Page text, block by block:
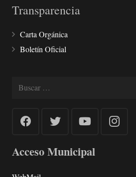
Transparencia
Carta Orgánica
Boletín Oficial
Buscar:
Acceso Municipal